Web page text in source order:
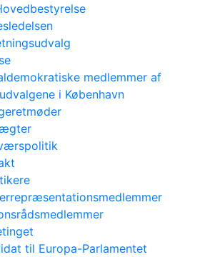
medlemmer af
i København
til Europa-Parlamentet